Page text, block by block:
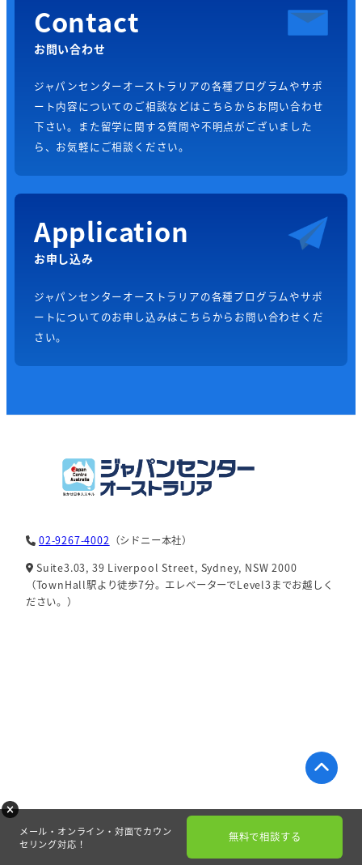
Contact
お問い合わせ
ジャパンセンターオーストラリアの各種プログラムやサポ
ート内容についてのご相談などはこちらからお問い合わせ
下さい。また留学に関する質問や不明点がございました
ら、お気軽にご相談ください。
Application
お申し込み
ジャパンセンターオーストラリアの各種プログラムやサポ
ートについてのお申し込みはこちらからお問い合わせくだ
さい。
02-9267-4002 （シドニー本社）
Suite3.03, 39 Liverpool Street, Sydney, NSW 2000
（TownHall駅より徒歩7分。エレベーターでLevel3までお越しく
ださい。）
メール・オンライン・対面でカウン
セリング対応！
無料で相談する